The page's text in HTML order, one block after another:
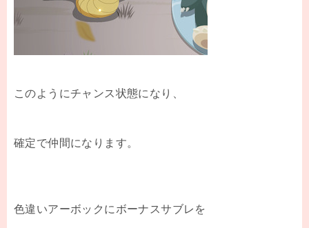
このようにチャンス状態になり、
確定で仲間になります。
色違いアーボックにボーナスサブレを